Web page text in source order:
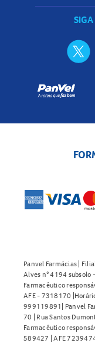
SIGA
Panvel Farmácias |
Alves n° 4194 subsolo
Farmacêutico
AFE - 7318170
999119891| Panvel
70 | Rua Santos
Farmacêutico
589427 | AFE